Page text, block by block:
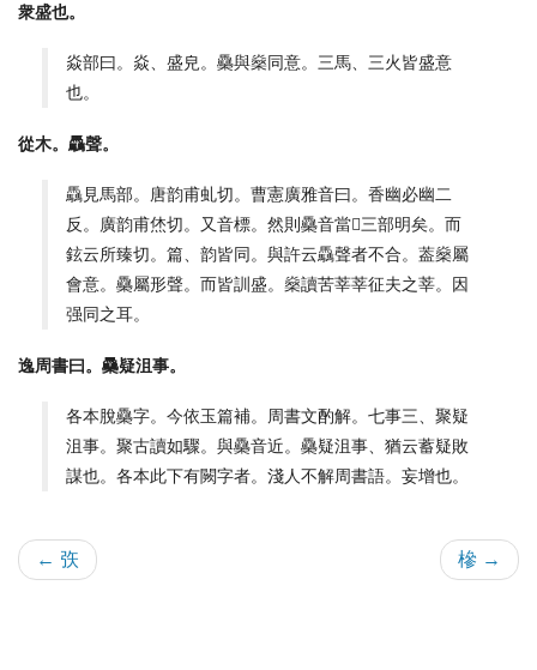
衆盛也。
焱部曰。焱、盛皃。䯂與燊同意。三馬、三火皆盛意
也。
從木。驫聲。
驫見馬部。唐韵甫虬切。曹憲廣雅音曰。香幽必幽二
反。廣韵甫烋切。又音標。然則䯂音當𡉈三部明矣。而
鉉云所臻切。篇、韵皆同。與許云驫聲者不合。葢燊屬
會意。䯂屬形聲。而皆訓盛。燊讀苦莘莘征夫之莘。因
强同之耳。
逸周書曰。䯂疑沮事。
各本脫䯂字。今依玉篇補。周書文酌解。七事三、聚疑
沮事。聚古讀如驟。與䯂音近。䯂疑沮事、猶云蓄疑敗
謀也。各本此下有闕字者。淺人不解周書語。妄增也。
← 矤 槮 →